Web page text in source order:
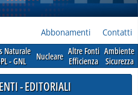
Abbonamenti Contatti
Naturale
- GNL
Nucleare Altre Fonti
Efficienza
Ambiente
Sicurezza
- EDITORIALI